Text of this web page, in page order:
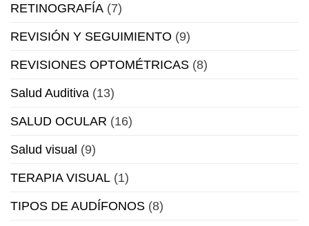
RETINOGRAFÍA (7)
REVISIÓN Y SEGUIMIENTO (9)
REVISIONES OPTOMÉTRICAS (8)
Salud Auditiva (13)
SALUD OCULAR (16)
Salud visual (9)
TERAPIA VISUAL (1)
TIPOS DE AUDÍFONOS (8)